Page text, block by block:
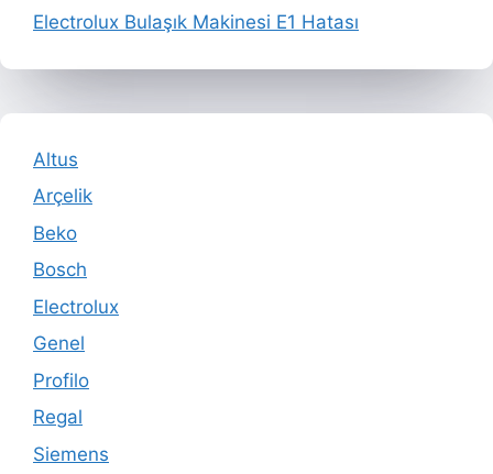
Electrolux Bulaşık Makinesi E1 Hatası
Altus
Arçelik
Beko
Bosch
Electrolux
Genel
Profilo
Regal
Siemens